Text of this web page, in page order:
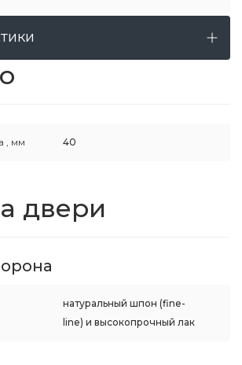
, мм 40
двери
натуральный шпон (fine-
line) и высокопрочный лак